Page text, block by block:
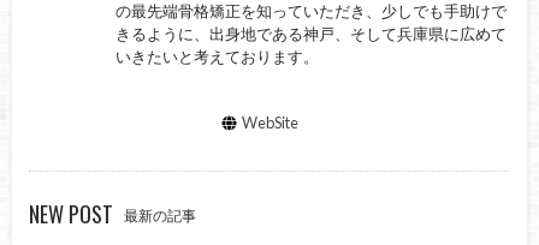
の最先端骨格矯正を知っていただき、少しでも手助けで
きるように、出身地である神戸、そして兵庫県に広めて
いきたいと考えております。
WebSite
NEW POST 最新の記事